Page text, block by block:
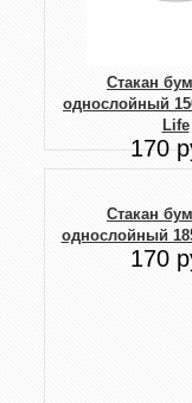
Стакан
однослойный
Life
170
Стакан
однослойный
170